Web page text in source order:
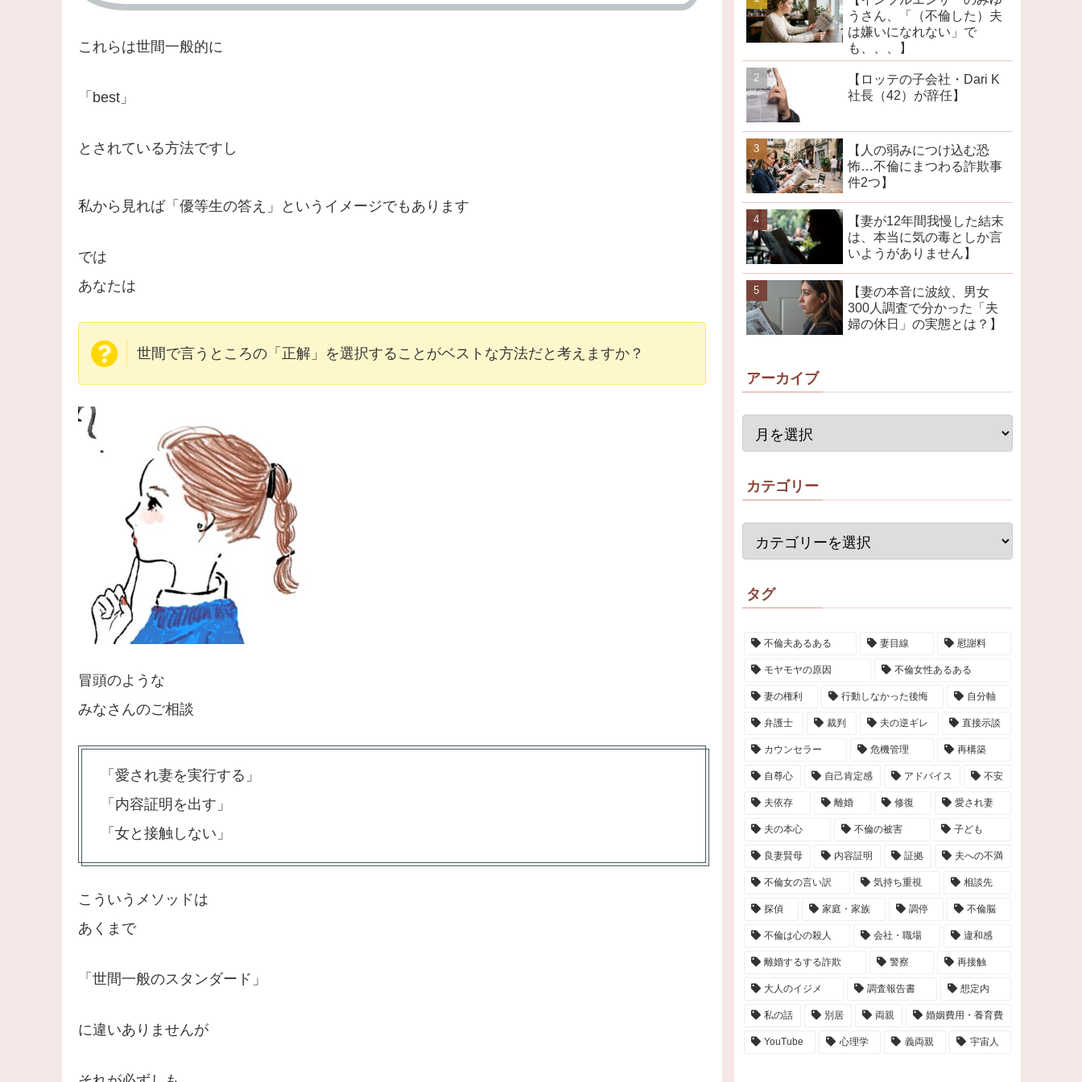
これらは世間一般的に
「best」
とされている方法ですし
私から見れば「優等生の答え」というイメージでもあります
では
あなたは
世間で言うところの「正解」を選択することがベストな方法だと考えますか？
冒頭のような
みなさんのご相談
「愛され妻を実行する」
「内容証明を出す」
「女と接触しない」
こういうメソッドは
あくまで
「世間一般のスタンダード」
に違いありませんが
うさん、「（不倫した）夫
は嫌いになれない」で
も、、、】
【ロッテの子会社・Dari K
社長（42）が辞任】
【人の弱みにつけ込む恐
怖…不倫にまつわる詐欺事
件2つ】
【妻が12年間我慢した結末
は、本当に気の毒としか言
いようがありません】
【妻の本音に波紋、男女
300人調査で分かった「夫
婦の休日」の実態とは？】
アーカイブ
カテゴリー
タグ
不倫夫あるある 妻目線 慰謝料
モヤモヤの原因 不倫女性あるある
妻の権利 行動しなかった後悔 自分軸
弁護士 裁判 夫の逆ギレ 直接示談
カウンセラー 危機管理 再構築
自尊心 自己肯定感 アドバイス 不安
夫依存 離婚 修復 愛され妻
夫の本心 不倫の被害 子ども
良妻賢母 内容証明 証拠 夫への不満
不倫女の言い訳 気持ち重視 相談先
探偵 家庭・家族 調停 不倫脳
不倫は心の殺人 会社・職場 違和感
離婚するする詐欺 警察 再接触
大人のイジメ 調査報告書 想定内
私の話 別居 両親 婚姻費用・養育費
YouTube 心理学 義両親 宇宙人